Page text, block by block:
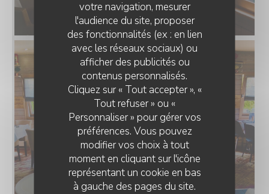
votre navigation, mesurer
l'audience du site, proposer
des fonctionnalités (ex : en lien
avec les réseaux sociaux) ou
afficher des publicités ou
contenus personnalisés.
Cliquez sur « Tout accepter », «
Tout refuser » ou «
Personnaliser » pour gérer vos
préférences. Vous pouvez
modifier vos choix à tout
moment en cliquant sur l'icône
représentant un cookie en bas
à gauche des pages du site.
O'CHAROLAIS